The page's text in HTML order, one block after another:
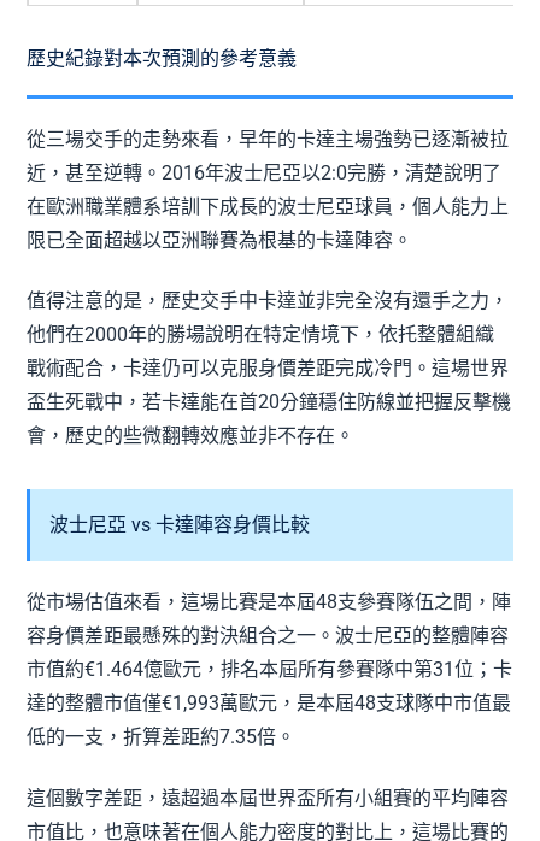
歷史紀錄對本次預測的參考意義
從三場交手的走勢來看，早年的卡達主場強勢已逐漸被拉
近，甚至逆轉。2016年波士尼亞以2:0完勝，清楚說明了
在歐洲職業體系培訓下成長的波士尼亞球員，個人能力上
限已全面超越以亞洲聯賽為根基的卡達陣容。
值得注意的是，歷史交手中卡達並非完全沒有還手之力，
他們在2000年的勝場說明在特定情境下，依托整體組織
戰術配合，卡達仍可以克服身價差距完成冷門。這場世界
盃生死戰中，若卡達能在首20分鐘穩住防線並把握反擊機
會，歷史的些微翻轉效應並非不存在。
波士尼亞 vs 卡達陣容身價比較
從市場估值來看，這場比賽是本屆48支參賽隊伍之間，陣
容身價差距最懸殊的對決組合之一。波士尼亞的整體陣容
市值約€1.464億歐元，排名本屆所有參賽隊中第31位；卡
達的整體市值僅€1,993萬歐元，是本屆48支球隊中市值最
低的一支，折算差距約7.35倍。
這個數字差距，遠超過本屆世界盃所有小組賽的平均陣容
市值比，也意味著在個人能力密度的對比上，這場比賽的